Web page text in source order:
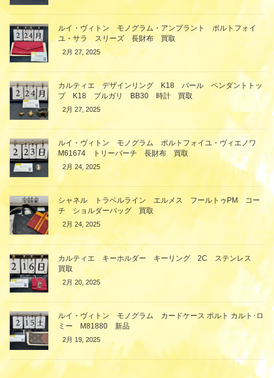
ルイ・ヴィトン モノグラム・アンプラント ポルトフォイ
ユ・サラ スリーズ 長財布 買取
2月 27, 2025
カルティエ デザインリング K18 パール ペンダントトッ
プ K18 ブルガリ BB30 時計 買取
2月 27, 2025
ルイ・ヴィトン モノグラム ポルトフォイユ・ヴィエノワ
M61674 トリーバーチ 長財布 買取
2月 24, 2025
シャネル トラベルライン エルメス フールトゥPM コー
チ ショルダーバッグ 買取
2月 24, 2025
カルティエ キーホルダー キーリング 2C ステンレス
買取
2月 20, 2025
ルイ・ヴィトン モノグラム カードケース ポルト カルト･ロ
ミー M81880 新品
2月 19, 2025